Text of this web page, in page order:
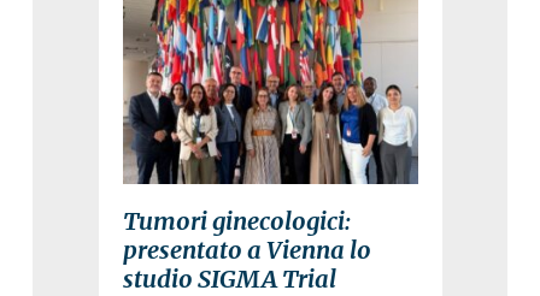
Tumori ginecologici:
presentato a Vienna lo
studio SIGMA Trial